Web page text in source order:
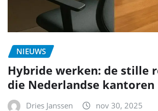
NIEUWS
Hybride werken: de stille
die Nederlandse
Dries Janssen nov 30, 2025